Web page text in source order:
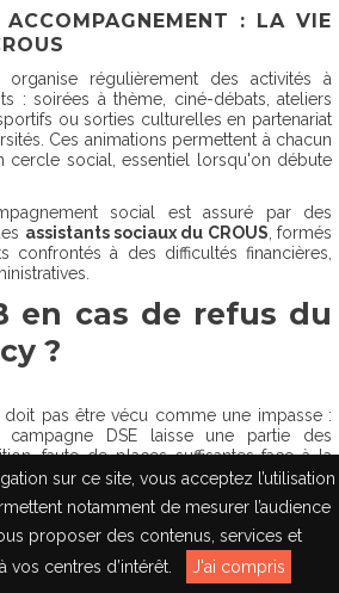
sur ce site, vous acceptez l’utilisation
notamment de mesurer l’audience
proposer des contenus, services et
vos centres d’intérêt.
J'ai compris
: LA VIE
organise régulièrement des activités à
: soirées à thème, ciné-débats, ateliers
ou sorties culturelles en partenariat
Ces animations permettent à chacun
cercle social, essentiel lorsqu'on débute
social est assuré par des
assistants sociaux du CROUS , formés
confrontés à des difficultés financières,
en cas de refus du
?
doit pas être vécu comme une impasse :
DSE laisse une partie des
faute de places suffisantes face à la
solutions permettent malgré tout de
à Nancy
l'alternative initiale: elles offrent
celui du CROUS (laverie, salle de travail,
pour un budget légèrement supérieur,